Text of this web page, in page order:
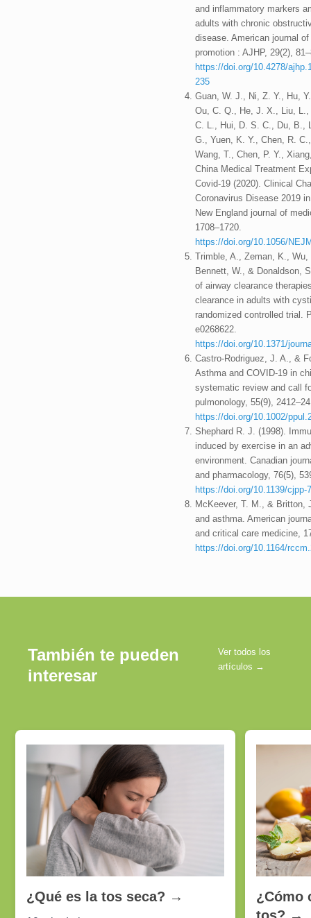
and inflammatory markers
adults with chronic
disease. American journal of
promotion : AJHP, 29(2),
https://doi.org/10.4278/
235
Guan, W. J., Ni, Z. Y., Hu,
Ou, C. Q., He, J. X., Liu, L.,
C. L., Hui, D. S. C., Du, B.,
G., Yuen, K. Y., Chen, R.
Wang, T., Chen, P. Y.,
China Medical Treatment
Covid-19 (2020). Clinical
Coronavirus Disease 2019
New England journal of
1708–1720.
https://doi.org/10.1056/
Trimble, A., Zeman, K., Wu,
Bennett, W., & Donaldson,
of airway clearance
clearance in adults with
randomized controlled trial.
e0268622.
https://doi.org/10.1371/
Castro-Rodriguez, J. A., &
Asthma and COVID-19 in
systematic review and call
pulmonology, 55(9),
https://doi.org/10.1002/
Shephard R. J. (1998).
induced by exercise in an
environment. Canadian
and pharmacology, 76(5),
https://doi.org/10.1139/cjpp-
McKeever, T. M., & Britton,
and asthma. American
and critical care medicine,
https://doi.org/10.1164/
También te pueden
interesar
Ver todos los
artículos →
¿Qué es la tos seca? →
¿Cómo